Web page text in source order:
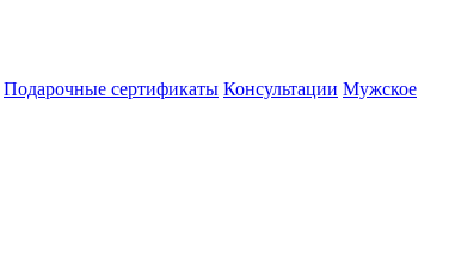
Подарочные сертификаты Консультации Мужское